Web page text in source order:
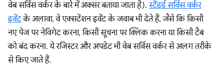
वेब सर्विस वर्कर के बारे में अक्सर बताया जाता है). स्टैंडर्ड सर्विस वर्कर
इवेंटके अलावा, वे एक्सटेंशन इवेंट के जवाब भी देते हैं, जैसे कि किसी
नए पेज पर नेविगेट करना, किसी सूचना पर क्लिक करना या किसी टैब
को बंद करना. ये रजिस्टर और अपडेट भी वेब सर्विस वर्कर से अलग तरीके
से किए जाते हैं.